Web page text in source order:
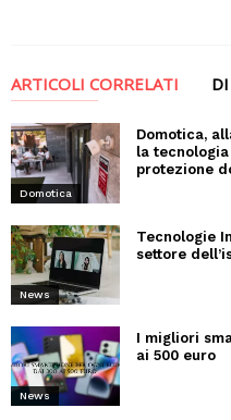
ARTICOLI CORRELATI
Domotica
Domotica,
la
protezione
News
Tecnologie
settore
News
I migliori
ai 500 euro